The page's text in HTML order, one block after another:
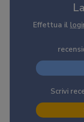
Effettua il
Scrivi